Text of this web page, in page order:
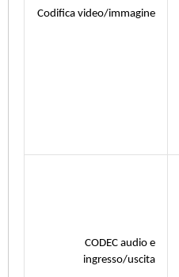
Codifica video/immagine
CODEC audio e
ingresso/uscita